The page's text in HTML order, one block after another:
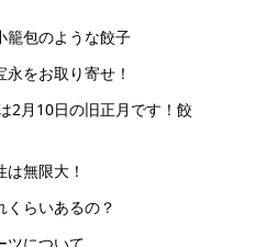
籠包のような餃子
をお取り寄せ！
2月10日の旧正月です！餃
無限大！
くらいあるの？